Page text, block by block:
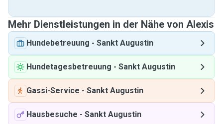
Mehr Dienstleistungen in der Nähe von Alexis
Hundebetreuung - Sankt Augustin
Hundetagesbetreuung - Sankt Augustin
Gassi-Service - Sankt Augustin
Hausbesuche - Sankt Augustin